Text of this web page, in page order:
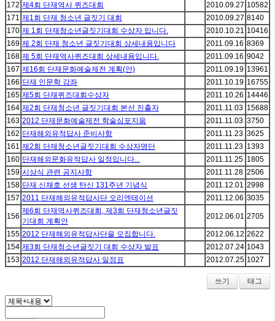
172 제4회 단재역사 퀴즈대회 2010.09.27 10582
171 제1회 단재 청소년 글짓기 대회 2010.09.27 8140
170 제 1회 단재청소년글짓기대회 수상자 입니다. 2010.10.21 10416
169 제 2회 단재 청소년 글짓기대회 상세내용입니다 2011.09.16 8369
168 제 5회 단재역사퀴즈대회 상세내용입니다. 2011.09.16 9042
167 제16회 단재문화예술제전 계획(안) 2011.09.19 13961
166 단재 인문학 강좌 2011.10.19 16755
165 제5회 단재퀴즈대회수상자 2011.10.26 14446
164 제2회 단재청소년 글짓기대회 본선 진출자 2011.11.03 15688
163 2012 단재문화예술제전 학술심포지움 2011.11.03 3750
162 단재해외유적답사 준비사항 2011.11.23 3625
161 제2회 단재청소년글짓기대회 수상자명단 2011.11.23 1393
160 단재해외문화유적답사 일정입니다... 2011.11.25 1805
159 시상식 관련 공지사항 2011.11.28 2506
158 단재 신채호 선생 탄신 131주년 기념식 2011.12.01 2998
157 2011 단재해외유적답사단 오리엔테이션 2011.12.06 3035
156
제6회 단재역사퀴즈대회, 제3회 단재청소년글짓
기대회 계획안
2012.06.01 2705
155 2012 단재해외유적답사단을 모집합니다. 2012.06.12 2622
154 제3회 단재청소년글짓기 대회 수상자 발표 2012.07.24 1043
153 2012 단재해외유적답사 일정표 2012.07.25 1027
쓰기 태그